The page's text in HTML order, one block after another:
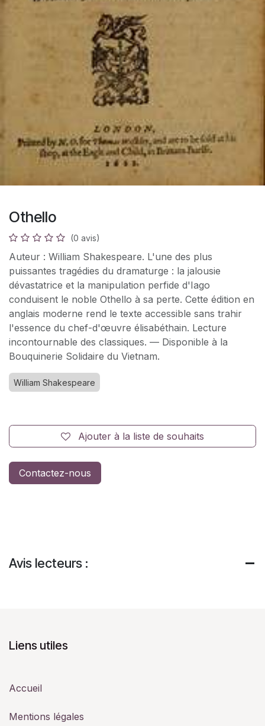
Othello
(0 avis)
Auteur : William Shakespeare. L'une des plus
puissantes tragédies du dramaturge : la jalousie
dévastatrice et la manipulation perfide d'Iago
conduisent le noble Othello à sa perte. Cette édition en
anglais moderne rend le texte accessible sans trahir
l'essence du chef-d'œuvre élisabéthain. Lecture
incontournable des classiques. — Disponible à la
Bouquinerie Solidaire du Vietnam.
William Shakespeare
Ajouter à la liste de souhaits
Contactez-nous
Avis lecteurs :
Liens utiles
Accueil
Mentions légales